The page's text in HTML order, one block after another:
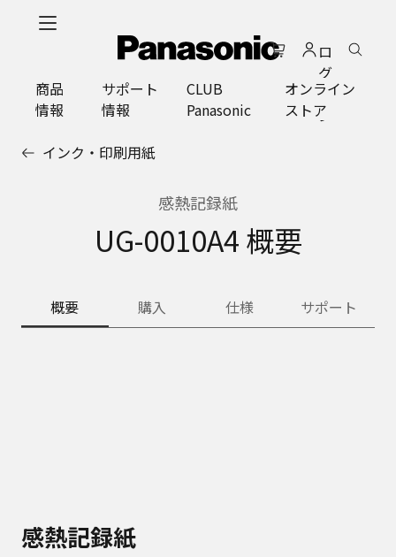
ロ
グ
イ
ン
商品
情報
サポート
情報
CLUB
Panasonic
オンライン
ストア
インク・印刷用紙
感熱記録紙
UG-0010A4 概要
概要 購入 仕様 サポート
感熱記録紙